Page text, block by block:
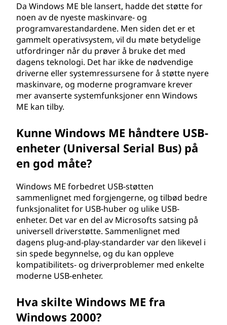
Da Windows ME ble lansert, hadde det støtte for
noen av de nyeste maskinvare- og
programvarestandardene. Men siden det er et
gammelt operativsystem, vil du møte betydelige
utfordringer når du prøver å bruke det med
dagens teknologi. Det har ikke de nødvendige
driverne eller systemressursene for å støtte nyere
maskinvare, og moderne programvare krever
mer avanserte systemfunksjoner enn Windows
ME kan tilby.
Kunne Windows ME håndtere USB-
enheter (Universal Serial Bus) på
en god måte?
Windows ME forbedret USB-støtten
sammenlignet med forgjengerne, og tilbød bedre
funksjonalitet for USB-huber og ulike USB-
enheter. Det var en del av Microsofts satsing på
universell driverstøtte. Sammenlignet med
dagens plug-and-play-standarder var den likevel i
sin spede begynnelse, og du kan oppleve
kompatibilitets- og driverproblemer med enkelte
moderne USB-enheter.
Hva skilte Windows ME fra
Windows 2000?